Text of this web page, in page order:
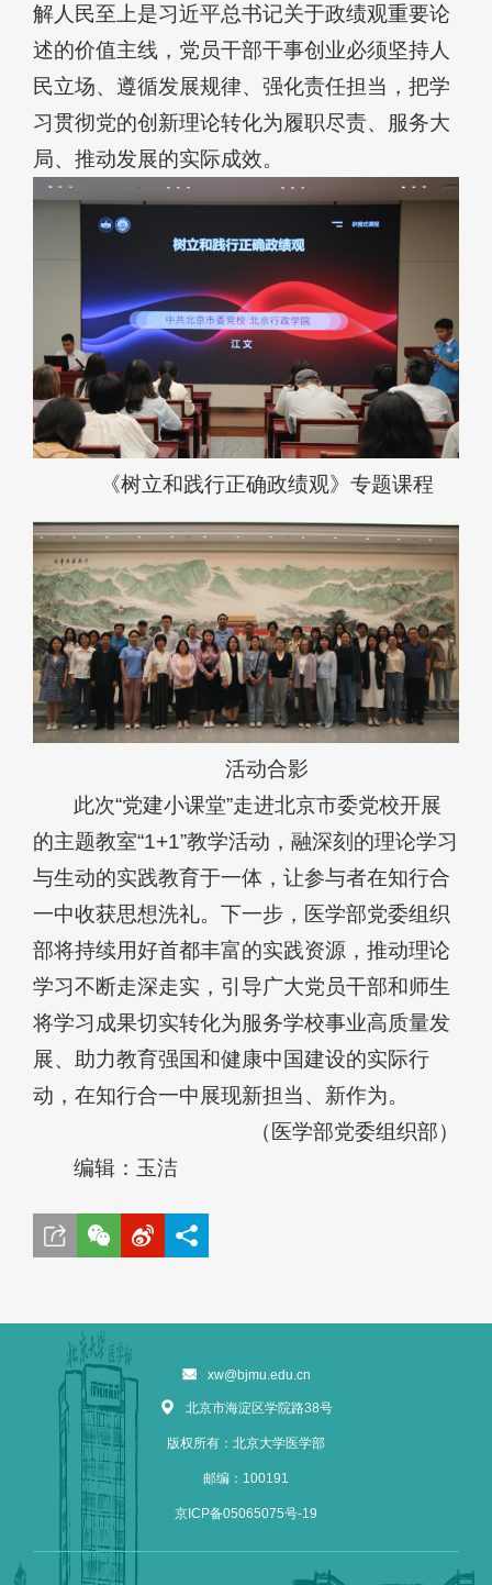
解人民至上是习近平总书记关于政绩观重要论
述的价值主线，党员干部干事创业必须坚持人
民立场、遵循发展规律、强化责任担当，把学
习贯彻党的创新理论转化为履职尽责、服务大
局、推动发展的实际成效。
《树立和践行正确政绩观》专题课程
活动合影
此次“党建小课堂”走进北京市委党校开展
的主题教室“1+1”教学活动，融深刻的理论学习
与生动的实践教育于一体，让参与者在知行合
一中收获思想洗礼。下一步，医学部党委组织
部将持续用好首都丰富的实践资源，推动理论
学习不断走深走实，引导广大党员干部和师生
将学习成果切实转化为服务学校事业高质量发
展、助力教育强国和健康中国建设的实际行
动，在知行合一中展现新担当、新作为。
（医学部党委组织部）
编辑：玉洁
xw@bjmu.edu.cn
北京市海淀区学院路38号
版权所有：北京大学医学部
邮编：100191
京ICP备05065075号-19